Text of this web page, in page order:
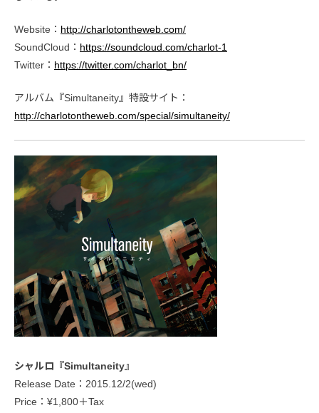
Website： http://charlotontheweb.com/
SoundCloud： https://soundcloud.com/charlot-1
Twitter： https://twitter.com/charlot_bn/
アルバム『Simultaneity』特設サイト：
http://charlotontheweb.com/special/simultaneity/
シャルロ『Simultaneity』
Release Date：2015.12/2(wed)
Price：¥1,800＋Tax